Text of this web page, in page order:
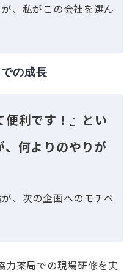
、私がこの会社を選ん
の成長
便利です！』とい
、何よりのやりが
、次の企画へのモチベ
力薬局での現場研修を実